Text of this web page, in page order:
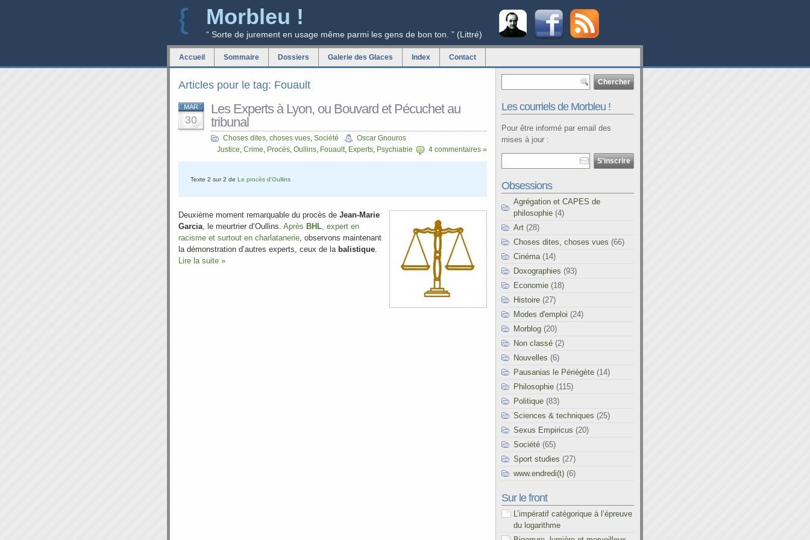
Morbleu !
“ Sorte de jurement en usage même parmi les gens de bon ton. ” (Littré)
Accueil Sommaire Dossiers Galerie des Glaces Index Contact
Articles pour le tag: Fouault
MAR
30
Les Experts à Lyon, ou Bouvard et Pécuchet au
tribunal
Choses dites, choses vues, Société
Oscar Gnouros
Justice, Crime, Procès, Oullins, Fouault, Experts, Psychiatrie 4 commentaires »
Texte 2 sur 2 de Le procès d'Oullins
Deuxième moment remarquable du procès de Jean-Marie
Garcia, le meurtrier d’Oullins. Après BHL, expert en
racisme et surtout en charlatanerie, observons maintenant
la démonstration d’autres experts, ceux de la balistique.
Lire la suite »
Les courriels de Morbleu !
Pour être informé par email des
mises à jour :
Obsessions
Agrégation et CAPES de
philosophie (4)
Art (28)
Choses dites, choses vues (66)
Cinéma (14)
Doxographies (93)
Economie (18)
Histoire (27)
Modes d'emploi (24)
Morblog (20)
Non classé (2)
Nouvelles (6)
Pausanias le Périégète (14)
Philosophie (115)
Politique (83)
Sciences & techniques (25)
Sexus Empiricus (20)
Société (65)
Sport studies (27)
www.endredi(t) (6)
Sur le front
L’impératif catégorique à l’épreuve
du logarithme